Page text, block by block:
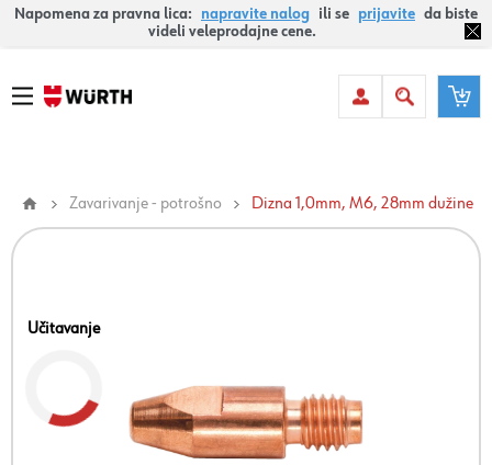
Napomena za pravna lica: napravite nalog ili se prijavite da biste
videli veleprodajne cene.
Zavarivanje - potrošno Dizna 1,0mm, M6, 28mm dužine
Učitavanje